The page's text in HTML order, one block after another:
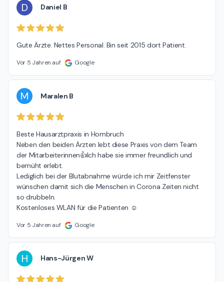
D Daniel B
Gute Ärzte. Nettes Personal. Bin seit 2015 dort Patient.
Vor 5 Jahren auf Google
M Maralen B
Beste Hausarztpraxis in Hombruch
Neben den beiden Ärzten lebt diese Praxis von dem Team
der Mitarbeiterinnen👍Ich habe sie immer freundlich und
bemüht erlebt.
Lediglich bei der Blutabnahme würde ich mir Zeitfenster
wünschen damit sich die Menschen in Corona Zeiten nicht
so drubbeln.
Kostenloses WLAN für die Patienten ☺️
Vor 5 Jahren auf Google
H Hans-Jürgen W